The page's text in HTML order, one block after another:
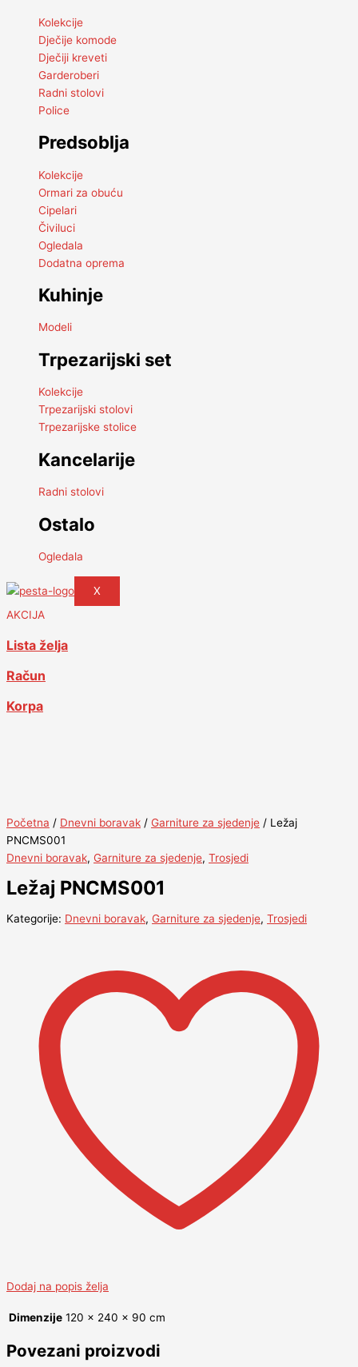
Kolekcije
Dječije komode
Dječiji kreveti
Garderoberi
Radni stolovi
Police
Predsoblja
Kolekcije
Ormari za obuću
Cipelari
Čiviluci
Ogledala
Dodatna oprema
Kuhinje
Modeli
Trpezarijski set
Kolekcije
Trpezarijski stolovi
Trpezarijske stolice
Kancelarije
Radni stolovi
Ostalo
Ogledala
X
AKCIJA
Lista želja
Račun
Korpa
Početna / Dnevni boravak / Garniture za sjedenje / Ležaj
PNCMS001
Dnevni boravak, Garniture za sjedenje, Trosjedi
Ležaj PNCMS001
Kategorije: Dnevni boravak, Garniture za sjedenje, Trosjedi
Dodaj na popis želja
Dimenzije 120 × 240 × 90 cm
Povezani proizvodi